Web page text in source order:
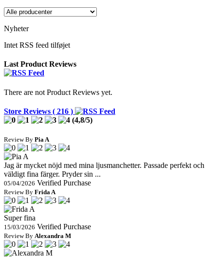
Nyheter
Intet RSS feed tilføjet
Last Product Reviews
There are not Product Reviews yet.
Store Reviews ( 216 )
(4,8/5)
Review By Pia A
Jag är mycket nöjd med mina ljusmanchetter. Passade perfekt och
väldigt fina färger. Pryder sin ...
05/04/2026 Verified Purchase
Review By Frida A
Super fina
15/03/2026 Verified Purchase
Review By Alexandra M